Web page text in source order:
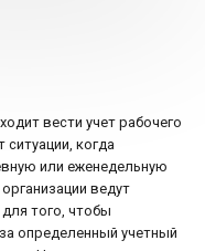
вести учет рабочего
когда
или еженедельную
ведут
того, чтобы
определенный учетный